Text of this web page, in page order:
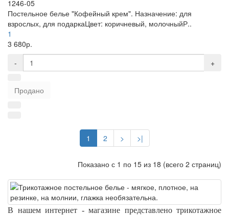
1246-05
Постельное белье "Кофейный крем". Назначение: для
взрослых, для подаркаЦвет: коричневый, молочныйР..
1
3 680р.
-
+
Продано
1 2 > >|
Показано с 1 по 15 из 18 (всего 2 страниц)
В нашем интернет - магазине представлено трикотажное